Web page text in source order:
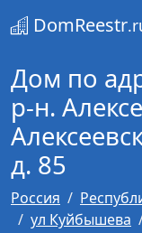
DomReestr
Дом по
р-н.
д. 85
Россия
ул Куйбышева